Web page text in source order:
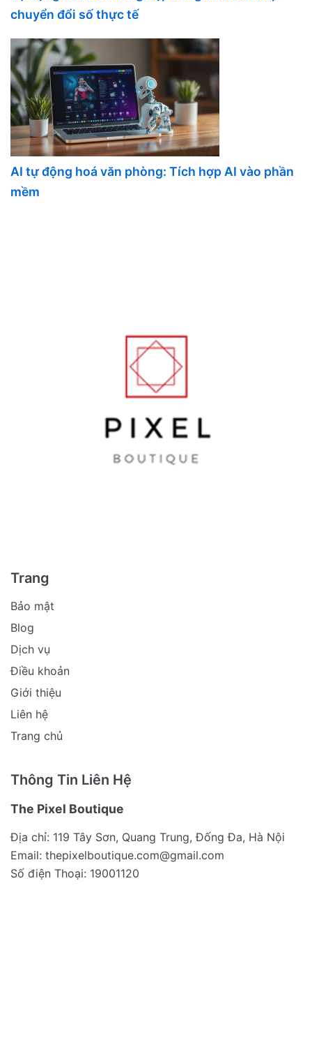
chuyển đổi số thực tế
AI tự động hoá văn phòng: Tích hợp AI vào phần
mềm
Trang
Bảo mật
Blog
Dịch vụ
Điều khoản
Giới thiệu
Liên hệ
Trang chủ
Thông Tin Liên Hệ
The Pixel Boutique
Địa chỉ: 119 Tây Sơn, Quang Trung, Đống Đa, Hà Nội
Email: thepixelboutique.com@gmail.com
Số điện Thoại: 19001120